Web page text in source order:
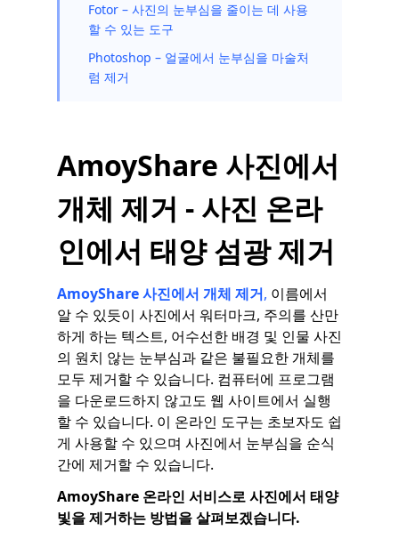
Fotor – 사진의 눈부심을 줄이는 데 사용
할 수 있는 도구
Photoshop – 얼굴에서 눈부심을 마술처
럼 제거
AmoyShare 사진에서
개체 제거 - 사진 온라
인에서 태양 섬광 제거
AmoyShare 사진에서 개체 제거, 이름에서
알 수 있듯이 사진에서 워터마크, 주의를 산만
하게 하는 텍스트, 어수선한 배경 및 인물 사진
의 원치 않는 눈부심과 같은 불필요한 개체를
모두 제거할 수 있습니다. 컴퓨터에 프로그램
을 다운로드하지 않고도 웹 사이트에서 실행
할 수 있습니다. 이 온라인 도구는 초보자도 쉽
게 사용할 수 있으며 사진에서 눈부심을 순식
간에 제거할 수 있습니다.
AmoyShare 온라인 서비스로 사진에서 태양
빛을 제거하는 방법을 살펴보겠습니다.